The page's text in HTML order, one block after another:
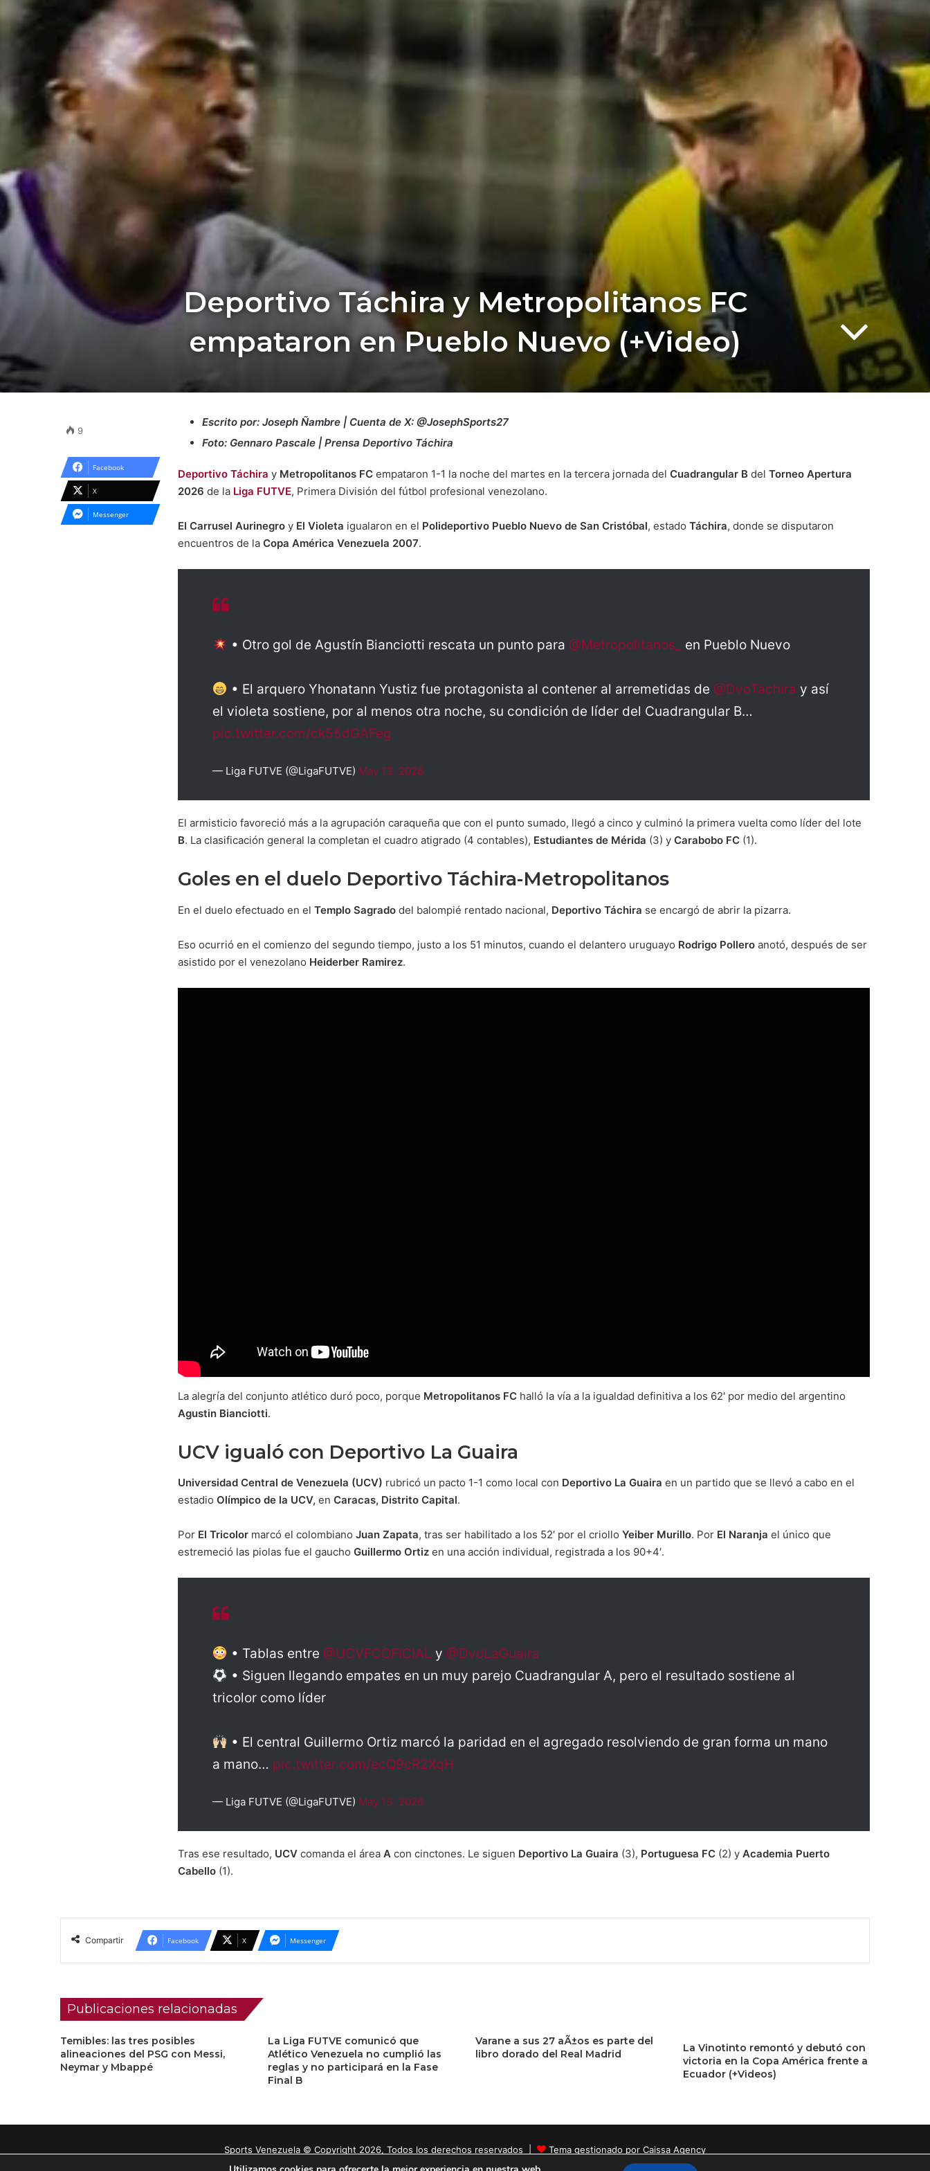
Deportivo Táchira y Metropolitanos FC
empataron en Pueblo Nuevo (+Video)
Escrito por: Joseph Ñambre | Cuenta de X: @JosephSports27
Foto: Gennaro Pascale | Prensa Deportivo Táchira
Deportivo Táchira y Metropolitanos FC empataron 1-1 la noche del martes en la tercera jornada del Cuadrangular B del Torneo Apertura
2026 de la Liga FUTVE, Primera División del fútbol profesional venezolano.
El Carrusel Aurinegro y El Violeta igualaron en el Polideportivo Pueblo Nuevo de San Cristóbal, estado Táchira, donde se disputaron
encuentros de la Copa América Venezuela 2007.
• Otro gol de Agustín Bianciotti rescata un punto para @Metropolitanos_ en Pueblo Nuevo
• El arquero Yhonatann Yustiz fue protagonista al contener al arremetidas de @DvoTachira y así
el violeta sostiene, por al menos otra noche, su condición de líder del Cuadrangular B…
pic.twitter.com/ck55dGAFeg
— Liga FUTVE (@LigaFUTVE) May 13, 2026
El armisticio favoreció más a la agrupación caraqueña que con el punto sumado, llegó a cinco y culminó la primera vuelta como líder del lote
B. La clasificación general la completan el cuadro atigrado (4 contables), Estudiantes de Mérida (3) y Carabobo FC (1).
Goles en el duelo Deportivo Táchira-Metropolitanos
En el duelo efectuado en el Templo Sagrado del balompié rentado nacional, Deportivo Táchira se encargó de abrir la pizarra.
Eso ocurrió en el comienzo del segundo tiempo, justo a los 51 minutos, cuando el delantero uruguayo Rodrigo Pollero anotó, después de ser
asistido por el venezolano Heiderber Ramirez.
La alegría del conjunto atlético duró poco, porque Metropolitanos FC halló la vía a la igualdad definitiva a los 62′ por medio del argentino
Agustin Bianciotti.
UCV igualó con Deportivo La Guaira
Universidad Central de Venezuela (UCV) rubricó un pacto 1-1 como local con Deportivo La Guaira en un partido que se llevó a cabo en el
estadio Olímpico de la UCV, en Caracas, Distrito Capital.
Por El Tricolor marcó el colombiano Juan Zapata, tras ser habilitado a los 52′ por el criollo Yeiber Murillo. Por El Naranja el único que
estremeció las piolas fue el gaucho Guillermo Ortiz en una acción individual, registrada a los 90+4′.
• Tablas entre @UCVFCOFICIAL y @DvoLaGuaira
• Siguen llegando empates en un muy parejo Cuadrangular A, pero el resultado sostiene al
tricolor como líder
• El central Guillermo Ortiz marcó la paridad en el agregado resolviendo de gran forma un mano
a mano… pic.twitter.com/ecQ9cR2XqH
— Liga FUTVE (@LigaFUTVE) May 13, 2026
Tras ese resultado, UCV comanda el área A con cinctones. Le siguen Deportivo La Guaira (3), Portuguesa FC (2) y Academia Puerto
Cabello (1).
9
Facebook
X
Messenger
Compartir Facebook X Messenger
Publicaciones relacionadas
Temibles: las tres posibles
alineaciones del PSG con Messi,
Neymar y Mbappé
La Liga FUTVE comunicó que
Atlético Venezuela no cumplió las
reglas y no participará en la Fase
Final B
Varane a sus 27 aÃ±os es parte del
libro dorado del Real Madrid
La Vinotinto remontó y debutó con
victoria en la Copa América frente a
Ecuador (+Videos)
Sports Venezuela © Copyright 2026, Todos los derechos reservados |
Tema gestionado por Caissa Agency